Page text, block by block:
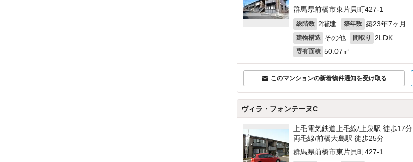
群馬県前橋市東片貝町427‐1
総階数 2階建 築年数 築23年7ヶ月
建物構造 その他 間取り 2LDK
専有面積 50.07㎡
このマンションの新着物件通知を受け取る
ヴィラ・フォンテーヌC
上毛電気鉄道上毛線/上泉駅 徒歩17分
両毛線/前橋大島駅 徒歩25分
群馬県前橋市東片貝町427‐1